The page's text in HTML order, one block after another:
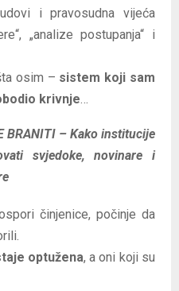
i pravosudna vijeća
„analize postupanja“ i
osim – sistem koji sam
krivnje
BRANITI – Kako institucije
svjedoke, novinare i
činjenice, počinje da
optužena, a oni koji su